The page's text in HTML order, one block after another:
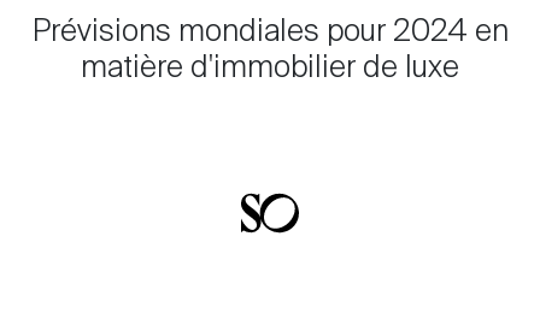
Prévisions mondiales pour 2024 en
matière d'immobilier de luxe